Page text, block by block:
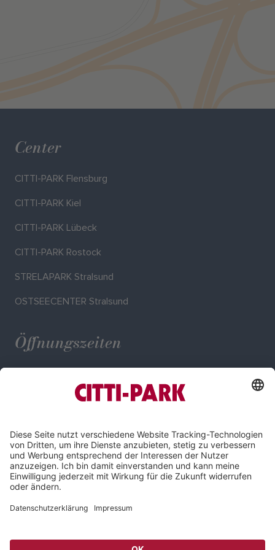
Center
CITTI-PARK Flensburg
CITTI-PARK Kiel
CITTI-PARK Lübeck
CITTI-PARK Rostock
STRELAPARK Stralsund
OSTSEECENTER Stralsund
Öffnungszeiten
Impressum
Datenschutz